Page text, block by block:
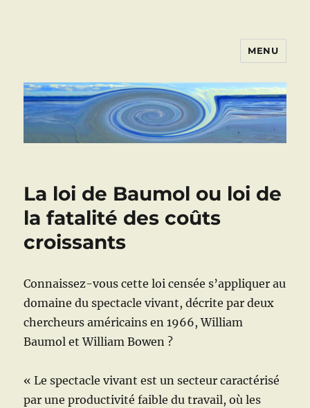
MENU
La loi de Baumol ou loi de
la fatalité des coûts
croissants
Connaissez-vous cette loi censée s’appliquer au
domaine du spectacle vivant, décrite par deux
chercheurs américains en 1966, William
Baumol et William Bowen ?
« Le spectacle vivant est un secteur caractérisé
par une productivité faible du travail, où les